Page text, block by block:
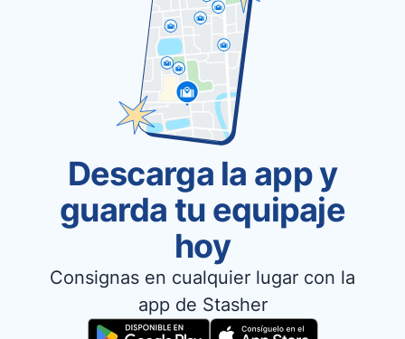
Descarga la app y
guarda tu equipaje
hoy
Consignas en cualquier lugar con la
app de Stasher